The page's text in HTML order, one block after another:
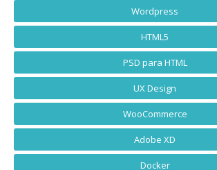
Wordpress
HTML5
PSD para HTML
UX Design
WooCommerce
Adobe XD
Docker